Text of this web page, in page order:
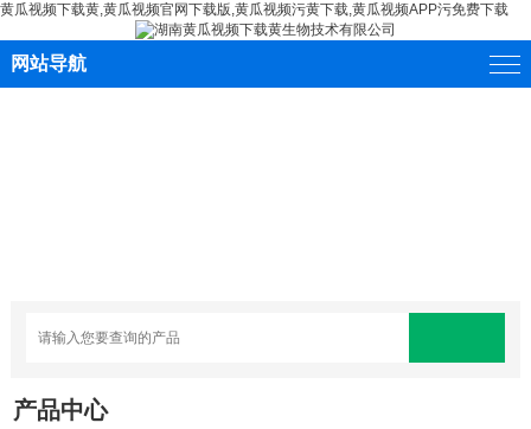
黄瓜视频下载黄,黄瓜视频官网下载版,黄瓜视频污黄下载,黄瓜视频APP污免费下载
网站导航
产品中心